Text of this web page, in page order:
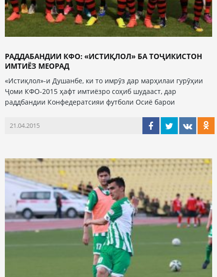
РАДДАБАНДИИ КФО: «ИСТИҚЛОЛ» БА ТОҶИКИСТОН
ИМТИЁЗ МЕОРАД
«Истиқлол»-и Душанбе, ки то имрӯз дар марҳилаи гурӯҳии
Ҷоми КФО-2015 ҳафт имтиёзро соҳиб шудааст, дар
раддбандии Конфедератсияи футболи Осиё барои
21.04.2015